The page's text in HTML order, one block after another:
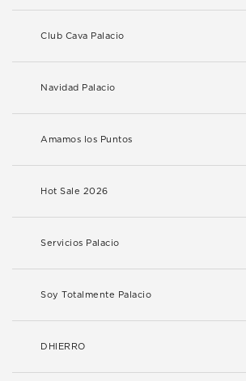
Club Cava Palacio
Navidad Palacio
Amamos los Puntos
Hot Sale 2026
Servicios Palacio
Soy Totalmente Palacio
DHIERRO